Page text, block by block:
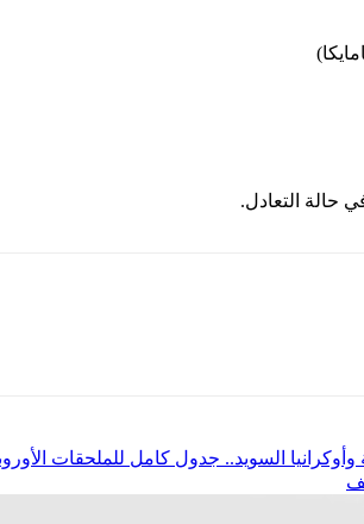
حالة التعادل.